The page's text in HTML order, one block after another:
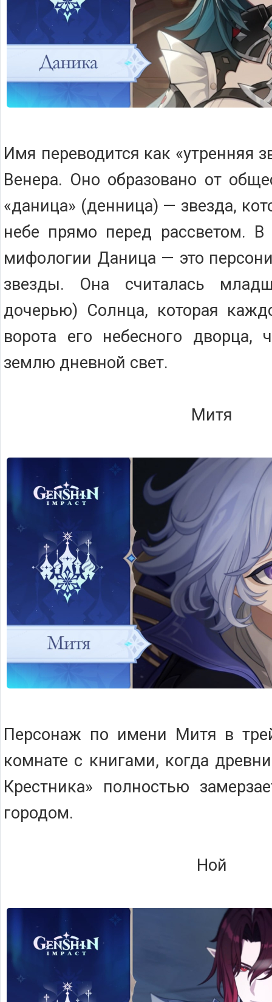
Имя переводится как «утренняя
Венера. Оно образовано от
«даница» (денница) — звезда,
небе прямо перед рассветом. В
мифологии Даница — это
звезды. Она считалась
дочерью) Солнца, которая
ворота его небесного дворца,
землю дневной свет.
Митя
Персонаж по имени Митя в
комнате с книгами, когда
Крестника» полностью
городом.
Ной